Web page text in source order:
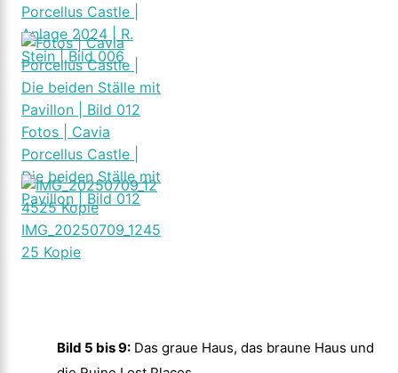
Porcellus Castle |
Anlage 2024 | R.
Stein | Bild 006
Fotos | Cavia
Porcellus Castle |
Die beiden Ställe mit
Pavillon | Bild 012
IMG_20250709_1245
25 Kopie
Bild 5 bis 9:Das graue Haus, das braune Haus und